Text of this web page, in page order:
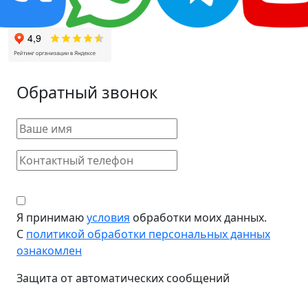
Обратный звонок
Я принимаюусловия обработки моих данных.
С политикой обработки персональных данных
ознакомлен
Защита от автоматических сообщений